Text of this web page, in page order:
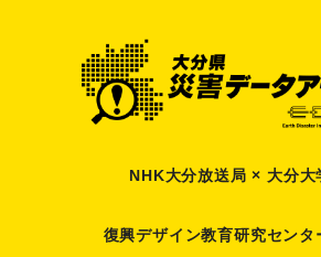
NHK大分放送局 × 大分大
復興デザイン教育研究センタ